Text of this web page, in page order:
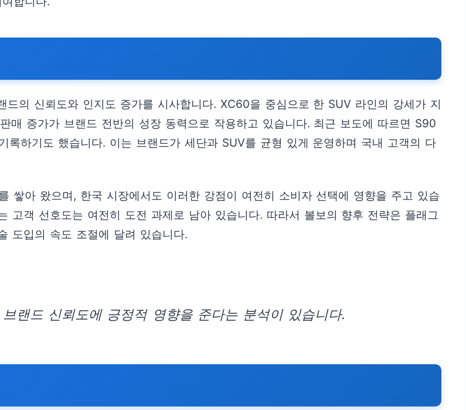
의 신뢰도와 인지도 증가를 시사합니다. XC60을 중심으로 한 SUV 라인의 강세가 지
매 증가가 브랜드 전반의 성장 동력으로 작용하고 있습니다. 최근 보도에 따르면 S90
하기도 했습니다. 이는 브랜드가 세단과 SUV를 균형 있게 운영하며 국내 고객의 다
쌓아 왔으며, 한국 시장에서도 이러한 강점이 여전히 소비자 선택에 영향을 주고 있습
고객 선호도는 여전히 도전 과제로 남아 있습니다. 따라서 볼보의 향후 전략은 플래그
도입의 속도 조절에 달려 있습니다.
랜드 신뢰도에 긍정적 영향을 준다는 분석이 있습니다.